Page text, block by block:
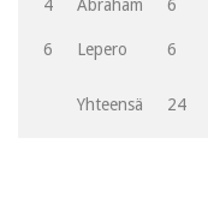
4 Abraham 6
6 Lepero 6
Yhteensä 24